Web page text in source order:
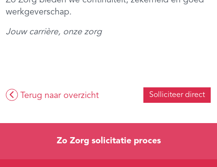
werkgeverschap.
Jouw carrière, onze zorg
Terug naar overzicht Solliciteer direct
Zo Zorg solicitatie proces